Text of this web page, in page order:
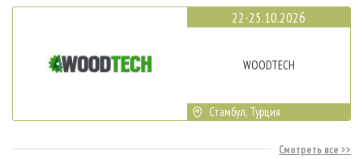
22-25.10.2026
WOODTECH
Стамбул, Турция
Смотреть все